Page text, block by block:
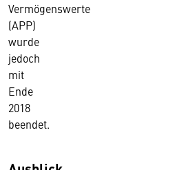
Vermögenswerte
(APP)
wurde
jedoch
mit
Ende
2018
beendet.